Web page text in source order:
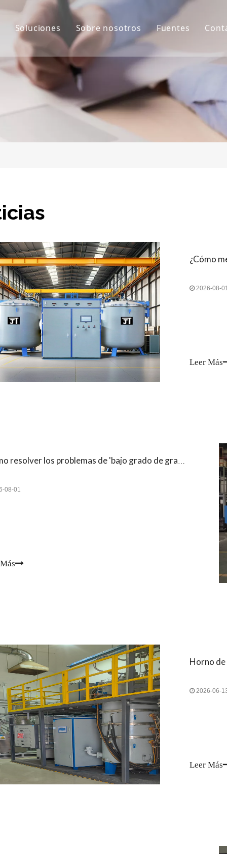
grafitización de alta temperatura
sinterización
carbonización
Soluciones
Aplicaciones
Proyectos
Sobre nosotros
Perfil de la empresa
Fuentes
Descargar
2026-08-
Leer Más
¿Cómo resolver los problemas de 'bajo grado de grafitización y grandes fluctuaciones de lotes' de los materiales de ánodo de batería de litio?
08-01
2026-06-
Leer Más